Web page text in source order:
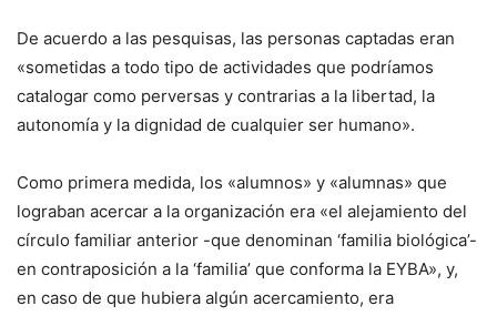
De acuerdo a las pesquisas, las personas captadas eran
«sometidas a todo tipo de actividades que podríamos
catalogar como perversas y contrarias a la libertad, la
autonomía y la dignidad de cualquier ser humano».
Como primera medida, los «alumnos» y «alumnas» que
lograban acercar a la organización era «el alejamiento del
círculo familiar anterior -que denominan ‘familia biológica’-
en contraposición a la ‘familia’ que conforma la EYBA», y,
en caso de que hubiera algún acercamiento, era